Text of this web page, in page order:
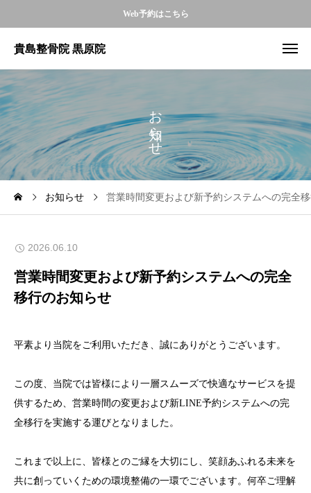
Web予約はこちら
貴島整骨院 黒原院
お
ら
せ
お知らせ 営業時間変更および新予約システムへの完全
2026.06.10
営業時間変更および新予約システムへの完全
移行のお知らせ
平素より当院をご利用いただき、誠にありがとうございます。
この度、当院では皆様により一層スムーズで快適なサービスを提
供するため、営業時間の変更および新LINE予約システムへの完
全移行を実施する運びとなりました。
これまで以上に、皆様とのご縁を大切にし、笑顔あふれる未来を
共に創っていくための環境整備の一環でございます。何卒ご理解